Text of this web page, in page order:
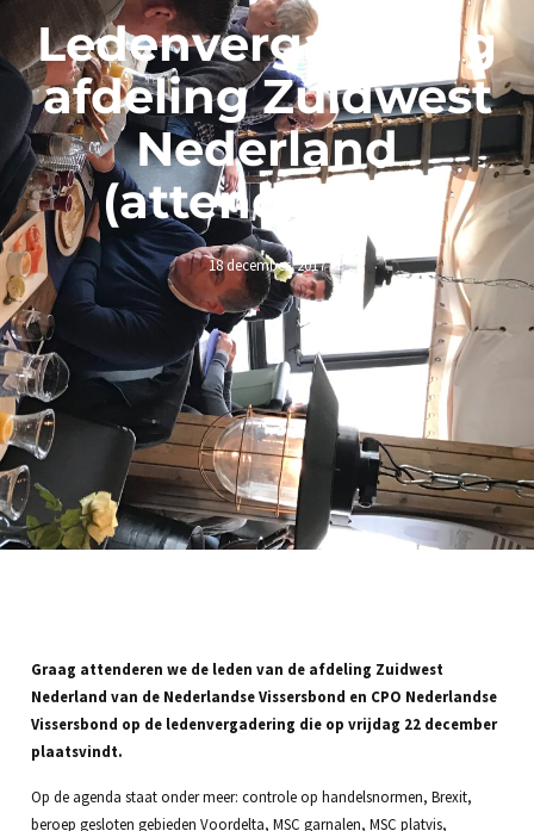
Ledenvergadering
afdeling Zuidwest
Nederland
(attendering)
18 december, 2017
Graag attenderen we de leden van de afdeling Zuidwest
Nederland van de Nederlandse Vissersbond en CPO Nederlandse
Vissersbond op de ledenvergadering die op vrijdag 22 december
plaatsvindt.
Op de agenda staat onder meer: controle op handelsnormen, Brexit,
beroep gesloten gebieden Voordelta, MSC garnalen, MSC platvis,